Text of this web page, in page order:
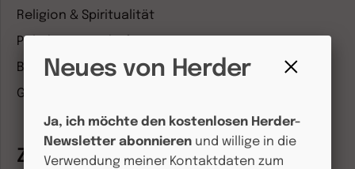
Religion & Spiritualität
Politik & Wirtschaft
Besser leben
Geschichte & Wissen
Zeitschriften
Neues von Herder
Ja, ich möchte den kostenlosen Herder-
Newsletter abonnieren und willige in die
Verwendung meiner Kontaktdaten zum